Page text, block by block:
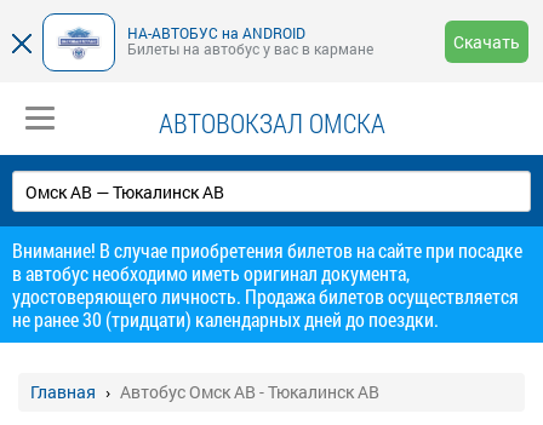
НА-АВТОБУС на ANDROID
Билеты на автобус у вас в кармане
Скачать
АВТОВОКЗАЛ ОМСКА
Внимание! В случае приобретения билетов на сайте при посадке
в автобус необходимо иметь оригинал документа,
удостоверяющего личность. Продажа билетов осуществляется
не ранее 30 (тридцати) календарных дней до поездки.
Главная Автобус Омск АВ - Тюкалинск АВ